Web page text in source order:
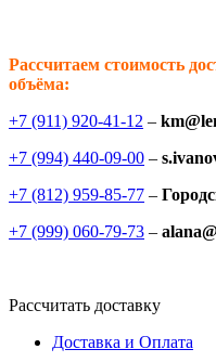
Рассчитаем стоимость
объёма:
+7 (911) 920-41-12 –
+7 (994) 440-09-00 –
+7 (812) 959-85-77 –
+7 (999) 060-79-73 –
Рассчитать доставку
Доставка и Оплата